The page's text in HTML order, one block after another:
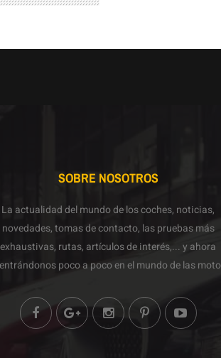
SOBRE NOSOTROS
La actualidad del mundo de los coches, noticias,
novedades, tomas de contacto, las pruebas más
exhaustivas, rutas, artículos de interés,... y ahora
poco a poco en el mundo de las